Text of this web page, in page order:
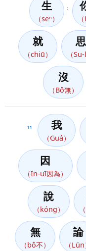
生
（seⁿ）
；
就
（chiū） （
沒
（Bô無）
11 我
（Guá）
因
（In-uī因為）
說
（kóng）
無
（bô不）
論
（Lūn